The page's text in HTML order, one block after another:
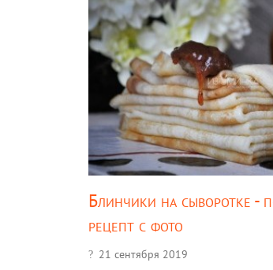
Блинчики на сыворотке -
рецепт с фото
21 сентября 2019